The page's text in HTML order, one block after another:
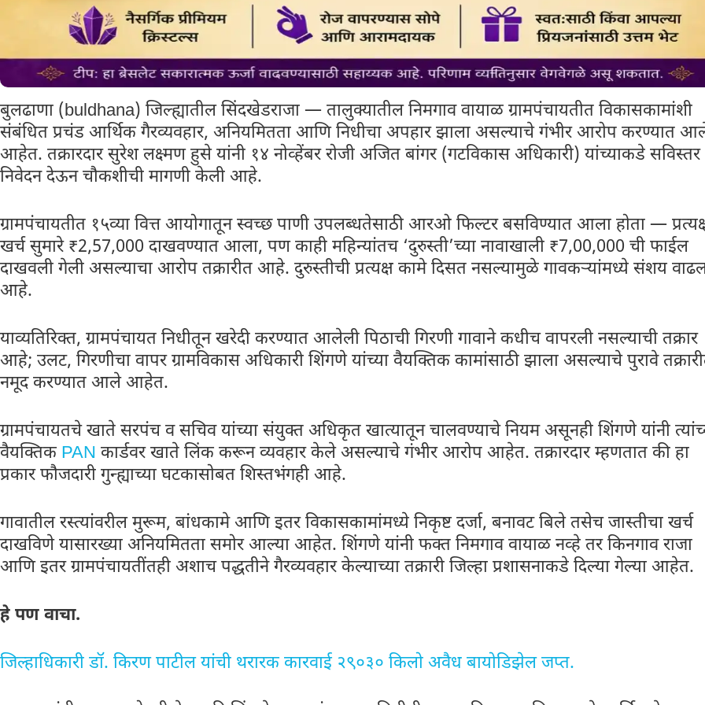
बुलढाणा (buldhana) जिल्ह्यातील सिंदखेडराजा — तालुक्यातील निमगाव वायाळ ग्रामपंचायतीत विकासकामांशी
संबंधित प्रचंड आर्थिक गैरव्यवहार, अनियमितता आणि निधीचा अपहार झाला असल्याचे गंभीर आरोप करण्यात
आहेत. तक्रारदार सुरेश लक्ष्मण हुसे यांनी १४ नोव्हेंबर रोजी अजित बांगर (गटविकास अधिकारी) यांच्याकडे सविस्तर
निवेदन देऊन चौकशीची मागणी केली आहे.
ग्रामपंचायतीत १५व्या वित्त आयोगातून स्वच्छ पाणी उपलब्धतेसाठी आरओ फिल्टर बसविण्यात आला होता —
खर्च सुमारे ₹2,57,000 दाखवण्यात आला, पण काही महिन्यांतच ‘दुरुस्ती’च्या नावाखाली ₹7,00,000 ची फाईल
दाखवली गेली असल्याचा आरोप तक्रारीत आहे. दुरुस्तीची प्रत्यक्ष कामे दिसत नसल्यामुळे गावकऱ्यांमध्ये संशय
आहे.
याव्यतिरिक्त, ग्रामपंचायत निधीतून खरेदी करण्यात आलेली पिठाची गिरणी गावाने कधीच वापरली नसल्याची तक्रार
आहे; उलट, गिरणीचा वापर ग्रामविकास अधिकारी शिंगणे यांच्या वैयक्तिक कामांसाठी झाला असल्याचे पुरावे
नमूद करण्यात आले आहेत.
ग्रामपंचायतचे खाते सरपंच व सचिव यांच्या संयुक्त अधिकृत खात्यातून चालवण्याचे नियम असूनही शिंगणे यांनी
वैयक्तिक PAN कार्डवर खाते लिंक करून व्यवहार केले असल्याचे गंभीर आरोप आहेत. तक्रारदार म्हणतात की हा
प्रकार फौजदारी गुन्ह्याच्या घटकासोबत शिस्तभंगही आहे.
गावातील रस्त्यांवरील मुरूम, बांधकामे आणि इतर विकासकामांमध्ये निकृष्ट दर्जा, बनावट बिले तसेच जास्तीचा खर्च
दाखविणे यासारख्या अनियमितता समोर आल्या आहेत. शिंगणे यांनी फक्त निमगाव वायाळ नव्हे तर किनगाव राजा
आणि इतर ग्रामपंचायतींतही अशाच पद्धतीने गैरव्यवहार केल्याच्या तक्रारी जिल्हा प्रशासनाकडे दिल्या गेल्या आहेत.
हे पण‌ वाचा.
जिल्हाधिकारी डॉ. किरण पाटील यांची थरारक कारवाई २९०३० किलो अवैध बायोडिझेल जप्त.